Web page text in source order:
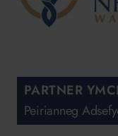
PARTNER
Peirianneg